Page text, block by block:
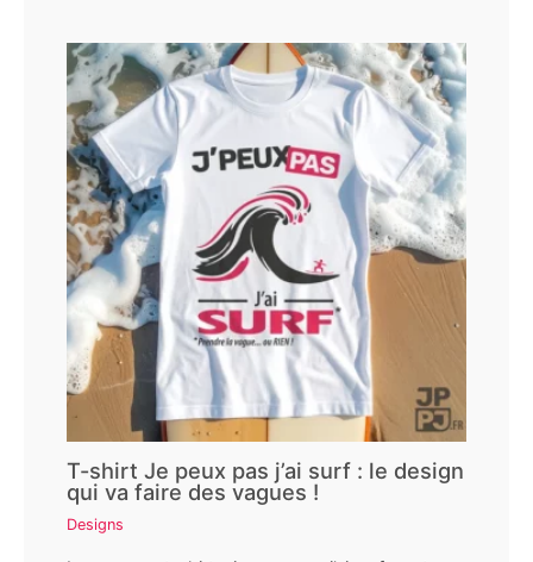
T-shirt Je peux pas j’ai surf : le design
qui va faire des vagues !
Designs